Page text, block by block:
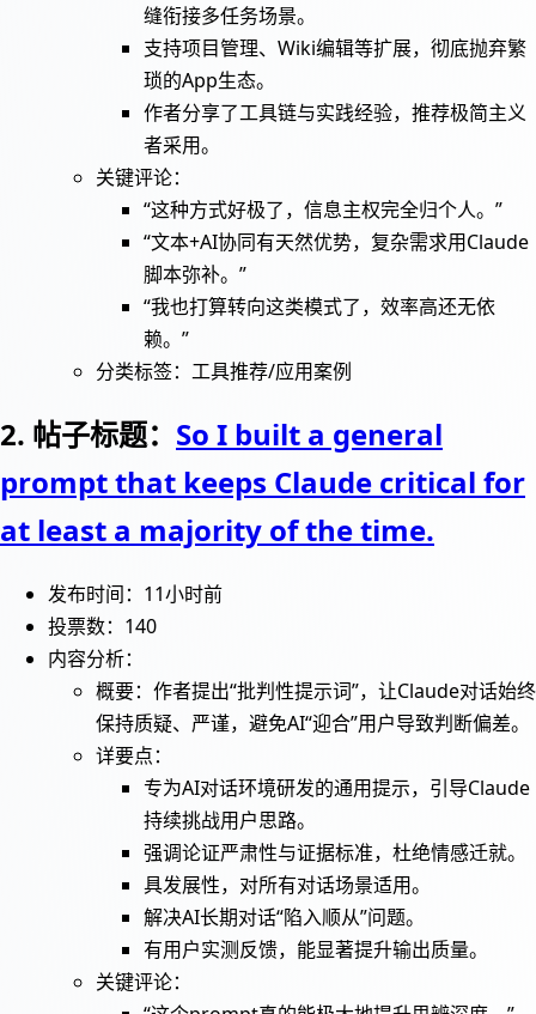
缝衔接多任务场景。
支持项目管理、Wiki编辑等扩展，彻底抛弃繁
琐的App生态。
作者分享了工具链与实践经验，推荐极简主义
者采用。
关键评论：
“这种方式好极了，信息主权完全归个人。”
“文本+AI协同有天然优势，复杂需求用Claude
脚本弥补。”
“我也打算转向这类模式了，效率高还无依
赖。”
分类标签：工具推荐/应用案例
2. 帖子标题： So I built a general
prompt that keeps Claude critical for
at least a majority of the time.
发布时间：11小时前
投票数：140
内容分析：
概要：作者提出“批判性提示词”，让Claude对话始终
保持质疑、严谨，避免AI“迎合”用户导致判断偏差。
详要点：
专为AI对话环境研发的通用提示，引导Claude
持续挑战用户思路。
强调论证严肃性与证据标准，杜绝情感迁就。
具发展性，对所有对话场景适用。
解决AI长期对话“陷入顺从”问题。
有用户实测反馈，能显著提升输出质量。
关键评论：